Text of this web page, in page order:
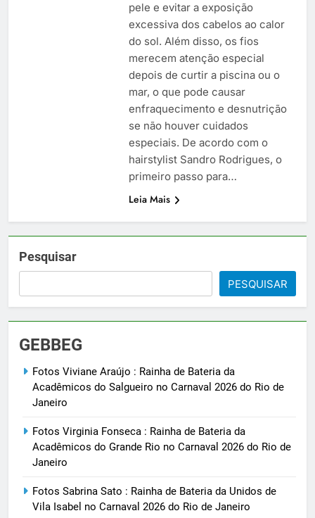
pele e evitar a exposição
excessiva dos cabelos ao calor
do sol. Além disso, os fios
merecem atenção especial
depois de curtir a piscina ou o
mar, o que pode causar
enfraquecimento e desnutrição
se não houver cuidados
especiais. De acordo com o
hairstylist Sandro Rodrigues, o
primeiro passo para…
Leia Mais
Pesquisar
PESQUISAR
GEBBEG
Fotos Viviane Araújo : Rainha de Bateria da
Acadêmicos do Salgueiro no Carnaval 2026 do Rio de
Janeiro
Fotos Virginia Fonseca : Rainha de Bateria da
Acadêmicos do Grande Rio no Carnaval 2026 do Rio de
Janeiro
Fotos Sabrina Sato : Rainha de Bateria da Unidos de
Vila Isabel no Carnaval 2026 do Rio de Janeiro